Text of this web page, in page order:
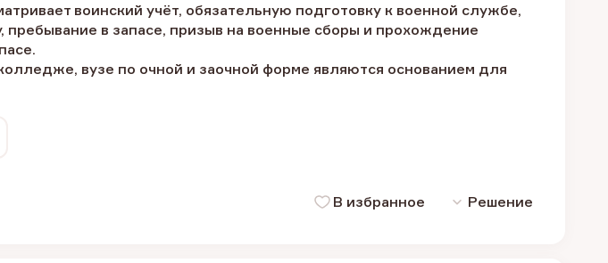
воинский учёт, обязательную подготовку к военной службе,
в запасе, призыв на военные сборы и прохождение
вузе по очной и заочной форме являются основанием для
В избранное Решение